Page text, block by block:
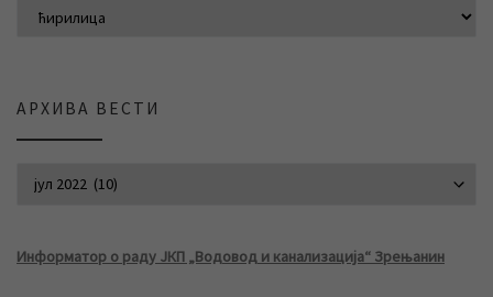
АРХИВА ВЕСТИ
Информатор о раду ЈКП „Водовод и канализација“ Зрењанин